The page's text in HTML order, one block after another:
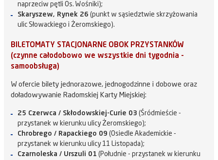
naprzeciw pętli Os. Wośniki);
Skaryszew, Rynek 26 (punkt w sąsiedztwie skrzyżowania
ulic Słowackiego i Żeromskiego).
BILETOMATY STACJONARNE OBOK PRZYSTANKÓW
(czynne całodobowo we wszystkie dni tygodnia -
samoobsługa)
W ofercie bilety jednorazowe, jednogodzinne i dobowe oraz
doładowywanie Radomskiej Karty Miejskiej:
25 Czerwca / Skłodowskiej-Curie 03 (Śródmieście -
przystanek w kierunku ulicy Żeromskiego);
Chrobrego / Rapackiego 09 (Osiedle Akademickie -
przystanek w kierunku ulicy 11 Listopada);
Czarnoleska / Urszuli 01 (Południe - przystanek w kierunku